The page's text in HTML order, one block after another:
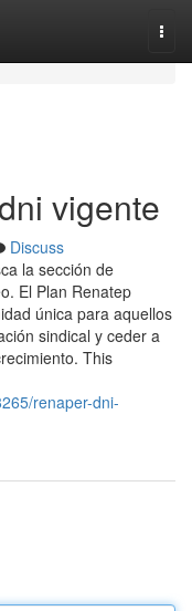
vigente
Discuss
la sección ⁢de
El Plan Renatep
única para aquellos
sindical y ceder a
This
renaper-dni-